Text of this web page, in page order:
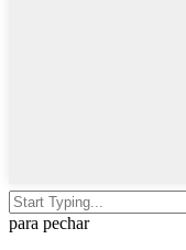
para pechar